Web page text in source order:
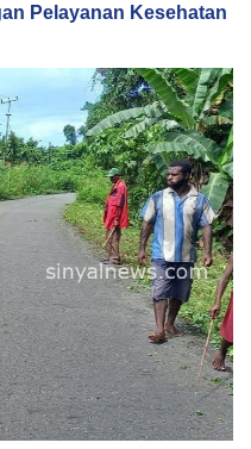
Pelayanan Kesehatan